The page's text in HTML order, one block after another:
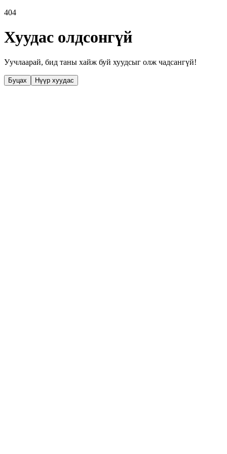
404
Хуудас олдсонгүй
Уучлаарай, бид таны хайж буй хуудсыг олж чадсангүй!
Буцах Нүүр хуудас